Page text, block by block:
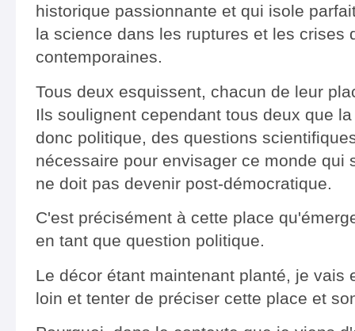
historique passionnante et qui isole
la science dans les ruptures et les crises
contemporaines.
Tous deux esquissent, chacun de leur
Ils soulignent cependant tous deux que
donc politique, des questions
nécessaire pour envisager ce monde qui
ne doit pas devenir post-démocratique.
C'est précisément à cette place
en tant que question politique.
Le décor étant maintenant planté, je vais
loin et tenter de préciser cette place et